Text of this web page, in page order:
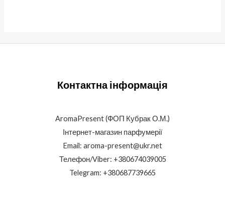
Контактна інформація
AromaPresent (ФОП Кубрак О.М.)
Інтернет-магазин парфумерії
Email: aroma-present@ukr.net
Телефон/Viber: +380674039005
Telegram: +380687739665